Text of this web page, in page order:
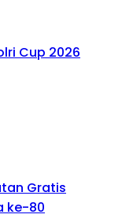
Cup 2026
Gratis
ke-80